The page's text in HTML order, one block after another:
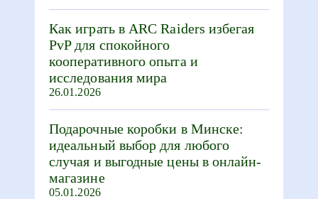
Как играть в ARC Raiders избегая
PvP для спокойного
кооперативного опыта и
исследования мира
26.01.2026
Подарочные коробки в Минске:
идеальный выбор для любого
случая и выгодные цены в онлайн-
магазине
05.01.2026